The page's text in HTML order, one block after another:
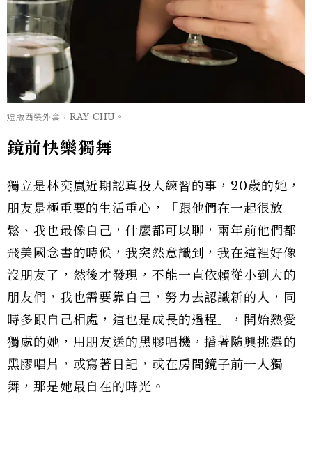
短版西裝外套，RAY CHU。
鏡前快樂獨舞
獨立是林奕嵐近期認真投入練習的事，20歲的她，
朋友是極重要的生活重心，「跟他們在一起很放
鬆、我也最像自己，什麼都可以聊，兩年前他們都
飛美國念書的時候，我突然意識到，我在這裡好像
沒朋友了，然後才發現，不能一直依賴從小到大的
朋友們，我也需要靠自己，努力去認識新的人，同
時多跟自己相處，這也是成長的過程」，開始熱愛
獨處的她，用朋友送的黑膠唱機，播著隨興挑選的
黑膠唱片，或寫著日記，或在房間鏡子前一人獨
舞，那是她最自在的時光。